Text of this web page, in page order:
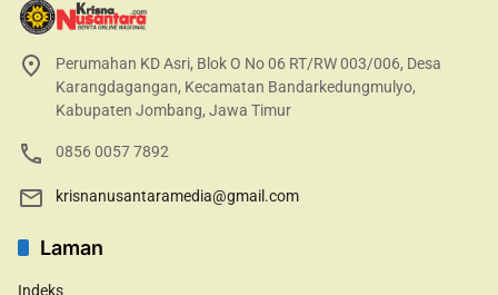
Perumahan KD Asri, Blok O No 06 RT/RW 003/006, Desa
Karangdagangan, Kecamatan Bandarkedungmulyo,
Kabupaten Jombang, Jawa Timur
0856 0057 7892
krisnanusantaramedia@gmail.com
Laman
Indeks